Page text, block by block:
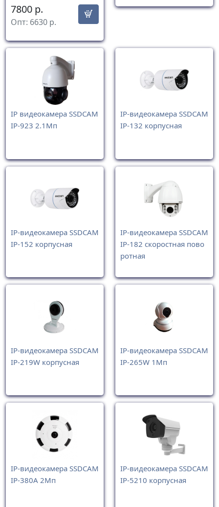
7800 р.
Опт: 6630 р.
IP видеокамера SSDCAM
IP-923 2.1Мп
IP-видеокамера SSDCAM
IP-132 корпусная
IP-видеокамера SSDCAM
IP-152 корпусная
IP-видеокамера SSDCAM
IP-182 скоростная пово
ротная
IP-видеокамера SSDCAM
IP-219W корпусная
IP-видеокамера SSDCAM
IP-265W 1Мп
IP-видеокамера SSDCAM
IP-380А 2Мп
IP-видеокамера SSDCAM
IP-5210 корпусная